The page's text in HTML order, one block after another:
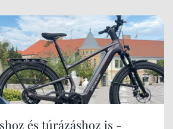
és túrázáshoz is -